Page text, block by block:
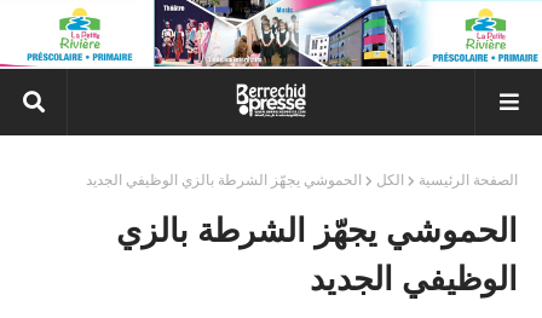
الصفحة الرئيسية الكل الحموشي يجهّز الشرطة بالزي الوظيفي الجديد
الحموشي يجهّز الشرطة بالزي
الوظيفي الجديد